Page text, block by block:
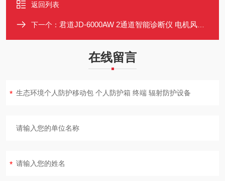
返回列表
下一个： 君道JD-6000AW 2通道智能诊断仪 电机风机监测与故障诊断设备
在线留言